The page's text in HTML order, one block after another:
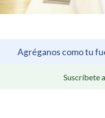
Agréganos como tu
Suscríbete